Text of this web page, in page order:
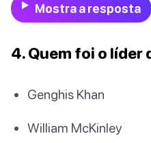
Mostra a resposta
4. Quem foi o líder
Genghis Khan
William McKinley